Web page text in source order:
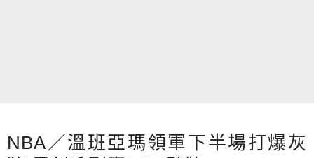
NBA／溫班亞瑪領軍下半場打爆灰